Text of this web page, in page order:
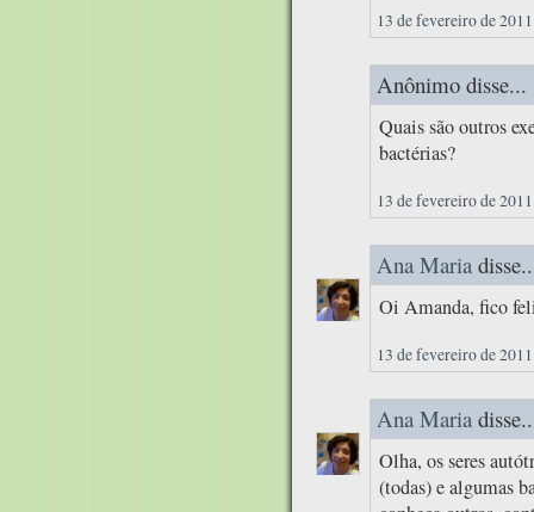
13 de fevereiro de
Anônimo disse...
Quais são outros
bactérias?
13 de fevereiro de
Ana Maria
Oi Amanda, fico
13 de fevereiro de
Ana Maria
Olha, os seres
(todas) e algumas